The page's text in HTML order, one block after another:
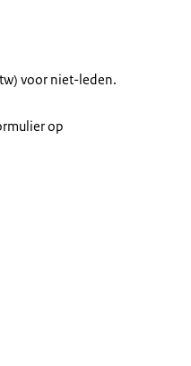
voor niet-leden.
op